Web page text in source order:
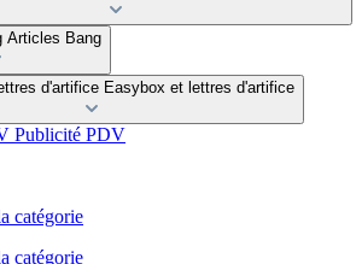
Articles Bang
Easybox et lettres d'artifice
Publicité PDV
catégorie
catégorie